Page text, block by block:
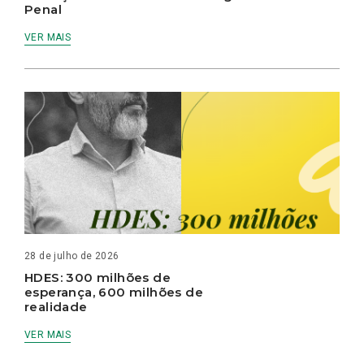
Penal
VER MAIS
28 de julho de 2026
HDES: 300 milhões de
esperança, 600 milhões de
realidade
VER MAIS